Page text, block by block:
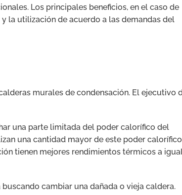
Los principales beneficios, en el caso de
la utilización de acuerdo a las demandas del
murales de condensación. El ejecutivo
una parte limitada del poder calorífico del
una cantidad mayor de este poder
tienen mejores rendimientos térmicos a
cambiar una dañada o vieja caldera.